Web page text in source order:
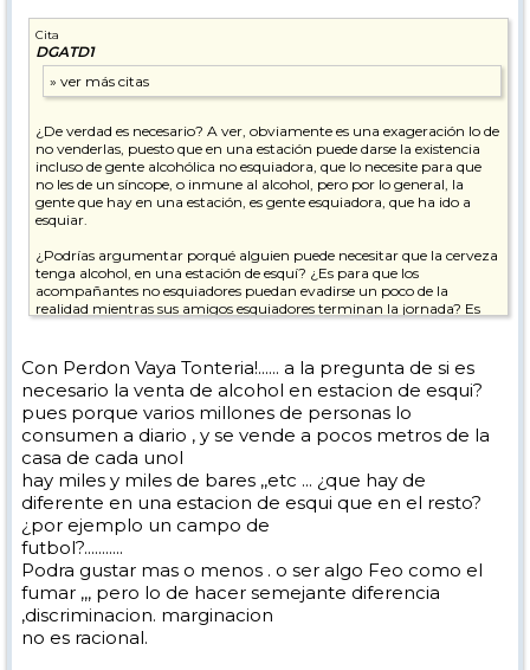
Cita
DGATD1
¿De verdad es necesario? A ver, obviamente es una exageración lo de
no venderlas, puesto que en una estación puede darse la existencia
incluso de gente alcohólica no esquiadora, que lo necesite para que
no les de un síncope, o inmune al alcohol, pero por lo general, la
gente que hay en una estación, es gente esquiadora, que ha ido a
esquiar.
¿Podrías argumentar porqué alguien puede necesitar que la cerveza
tenga alcohol, en una estación de esquí? ¿Es para que los
acompañantes no esquiadores puedan evadirse un poco de la
realidad mientras sus amigos esquiadores terminan la jornada? Es
Con Perdon Vaya Tonteria!...... a la pregunta de si es
necesario la venta de alcohol en estacion de esqui?
pues porque varios millones de personas lo
consumen a diario , y se vende a pocos metros de la
casa de cada unol
hay miles y miles de bares ,,etc ... ¿que hay de
diferente en una estacion de esqui que en el resto?
¿por ejemplo un campo de
futbol?...........
Podra gustar mas o menos . o ser algo Feo como el
fumar ,,, pero lo de hacer semejante diferencia
,discriminacion. marginacion
no es racional.